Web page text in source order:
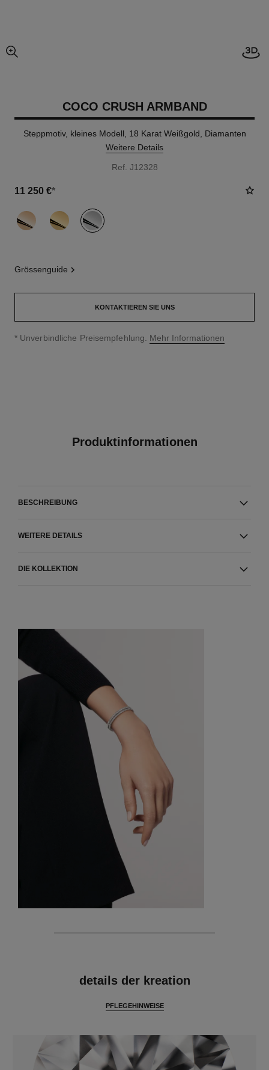
vergrößerter teil des bildes
COCO CRUSH ARMBAND
Steppmotiv, kleines Modell, 18 Karat Weißgold, Diamanten
Weitere Details
Ref. J12328
11 250 €*
variante (3)
grössenguide
KONTAKTIEREN SIE UNS
↩
* Unverbindliche Preisempfehlung. Mehr Informationen
Produktinformationen
BESCHREIBUNG
WEITERE DETAILS
DIE KOLLEKTION
details der kreation
PFLEGEHINWEISE